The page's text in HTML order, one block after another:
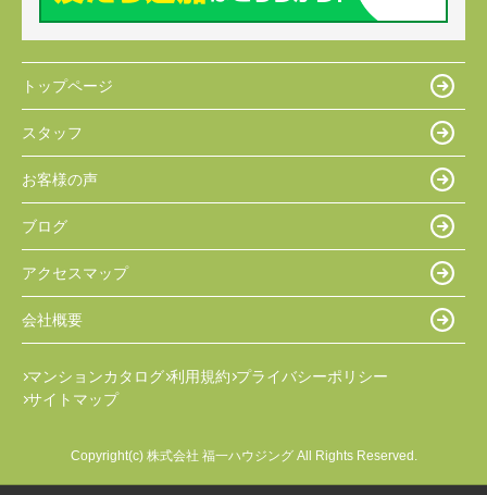
トップページ
スタッフ
お客様の声
ブログ
アクセスマップ
会社概要
マンションカタログ 利用規約 プライバシーポリシー
サイトマップ
Copyright(c) 株式会社 福一ハウジング All Rights Reserved.